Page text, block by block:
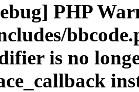
PHP
is no